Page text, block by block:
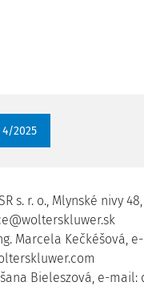
2025
s. r. o., Mlynské nivy
Marcela Kečkéšová,
Bieleszová, e-